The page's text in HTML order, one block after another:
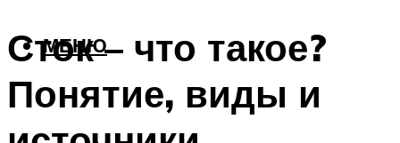
МЕНЮ
Сток – что такое?
Понятие, виды и